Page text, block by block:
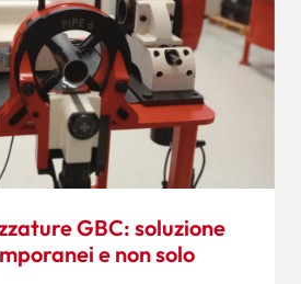
GBC: soluzione
e non solo